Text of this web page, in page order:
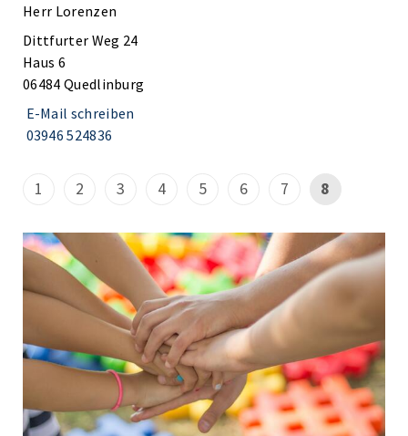
Herr Lorenzen
Dittfurter Weg 24
Haus 6
06484 Quedlinburg
E-Mail schreiben
03946 524836
1 2 3 4 5 6 7 8